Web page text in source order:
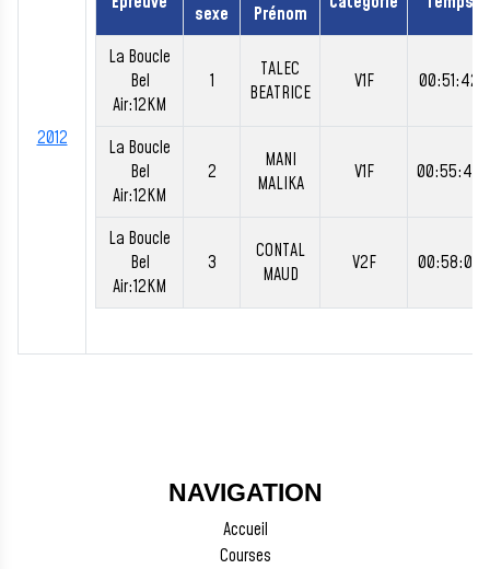
2012
sexe
Prénom
La Boucle
Bel
Air:12KM
1
TALEC
BEATRICE
V1F 00:51:42
La Boucle
Bel
Air:12KM
2
MANI
MALIKA
V1F 00:55:45
La Boucle
Bel
Air:12KM
3
CONTAL
MAUD
V2F 00:58:00
NAVIGATION
Accueil
Courses